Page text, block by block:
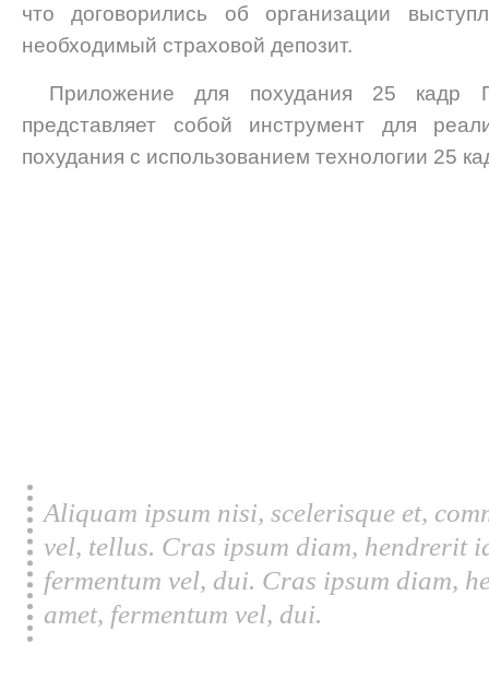
что договорились об организации
необходимый страховой депозит.
Приложение для похудания 25 кадр
представляет собой инструмент для
похудания с использованием технологии 25
Aliquam ipsum nisi, scelerisque et,
vel, tellus. Cras ipsum diam, hendrerit
fermentum vel, dui. Cras ipsum diam,
amet, fermentum vel, dui.